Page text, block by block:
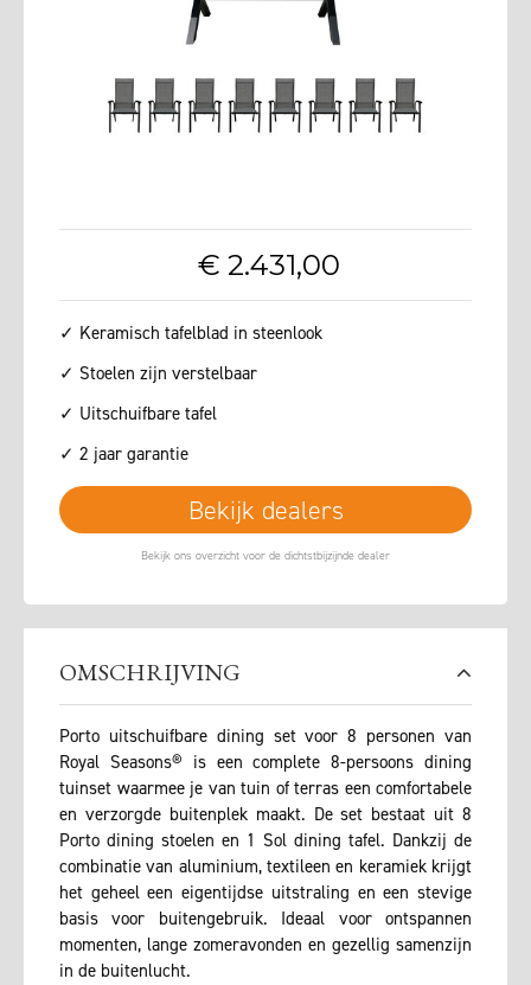
€ 2.431,00
✓ Keramisch tafelblad in steenlook
✓ Stoelen zijn verstelbaar
✓ Uitschuifbare tafel
✓ 2 jaar garantie
Bekijk dealers
OMSCHRIJVING
Porto uitschuifbare dining set voor 8 personen van
Royal Seasons® is een complete 8-persoons dining
tuinset waarmee je van tuin of terras een comfortabele
en verzorgde buitenplek maakt. De set bestaat uit 8
Porto dining stoelen en 1 Sol dining tafel. Dankzij de
combinatie van aluminium, textileen en keramiek krijgt
het geheel een eigentijdse uitstraling en een stevige
basis voor buitengebruik. Ideaal voor ontspannen
momenten, lange zomeravonden en gezellig samenzijn
in de buitenlucht.